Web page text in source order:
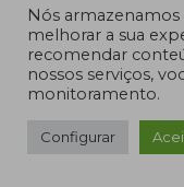
Nós
melhorar a sua
recomendar
nossos serviços,
monitoramento.
Configurar